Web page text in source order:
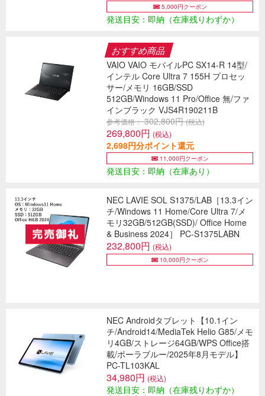
5,000円クーポン
発送目安：即納（在庫残りわずか）
おすすめ商品
VAIO VAIO モバイルPC SX14-R 14型/
インテル Core Ultra 7 155H プロセッ
サー/メモリ 16GB/SSD
512GB/Windows 11 Pro/Office 無/ファ
インブラック VJS4R190211B
参考価格： 302,800円(税込)
269,800円 (税込)
2,698円分ポイント還元
11,000円クーポン
発送目安：即納（在庫あり）
NEC LAVIE SOL S1375/LAB［13.3イン
チ/Windows 11 Home/Core Ultra 7/メ
モリ32GB/512GB(SSD)/ Office Home
& Business 2024］ PC-S1375LABN
232,800円 (税込)
10,000円クーポン
NEC Androidタブレット【10.1イン
チ/Android14/MediaTek Helio G85/メモ
リ4GB/ストレージ64GB/WPS Office搭
載/ポーラブルー/2025年8月モデル】
PC-TL103KAL
34,980円 (税込)
発送目安：即納（在庫残りわずか）